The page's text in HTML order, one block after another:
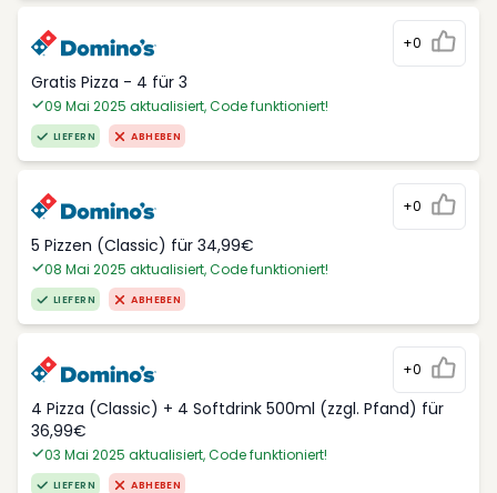
+0
Gratis Pizza - 4 für 3
09 Mai 2025 aktualisiert, Code funktioniert!
LIEFERN ABHEBEN
+0
5 Pizzen (Classic) für 34,99€
08 Mai 2025 aktualisiert, Code funktioniert!
LIEFERN ABHEBEN
+0
4 Pizza (Classic) + 4 Softdrink 500ml (zzgl. Pfand) für
36,99€
03 Mai 2025 aktualisiert, Code funktioniert!
LIEFERN ABHEBEN